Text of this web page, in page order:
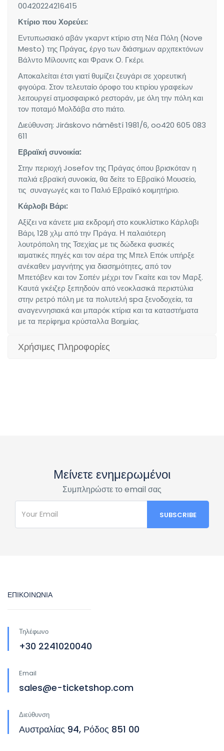
00420224216415
Κτίριο που Χορεύει:
Εντυπωσιακό αβάν γκαρντ κτίριο στη Νέα Πόλη (Nove
Mesto) της Πράγας, έργο των διάσημων αρχιτεκτόνων
Βάλντο Μίλουνιτς και Φρανκ Ο. Γκέρι.
Αποκαλείται έτσι γιατί θυμίζει ζευγάρι σε χορευτική
φιγούρα. Στον τελευταίο όροφο του κτιρίου γραφείων
λειτουργεί ατμοσφαιρικό ρεστοράν, με όλη την πόλη και
τον ποταμό Μολδάβα στο πιάτο.
Διεύθυνση: Jiráskovo náměstí 1981/6, oo420 605 083
611
Εβραϊκή συνοικία:
Στην περιοχή Josefov της Πράγας όπου βρισκόταν η
παλιά εβραϊκή συνοικία, θα δείτε το Εβραϊκό Μουσείο,
τις συναγωγές και το Παλιό Εβραϊκό κοιμητήριο.
Κάρλοβι Βάρι:
Αξίζει να κάνετε μια εκδρομή στο κουκλίστικο Κάρλοβι
Βάρι, 128 χλμ από την Πράγα. Η παλαιότερη
λουτρόπολη της Τσεχίας με τις δώδεκα φυσικές
ιαματικές πηγές και τον αέρα της Μπελ Επόκ υπήρξε
ανέκαθεν μαγνήτης για διασημότητες, από τον
Μπετόβεν και τον Σοπέν μέχρι τον Γκαίτε και τον Μαρξ.
Καυτά γκέιζερ ξεπηδούν από νεοκλασικά περιστύλια
στην ρετρό πόλη με τα πολυτελή spa ξενοδοχεία, τα
αναγεννησιακά και μπαρόκ κτίρια και τα καταστήματα
με τα περίφημα κρύσταλλα Βοημίας.
Χρήσιμες Πληροφορίες
Μείνετε ενημερωμένοι
Συμπληρώστε το email σας
ΕΠΙΚΟΙΝΩΝΙΑ
Τηλέφωνο
+30 2241020040
Email
sales@e-ticketshop.com
Διεύθυνση
Αυστραλίας 94, Ρόδος 851 00